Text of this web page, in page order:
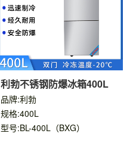
利勃不锈钢防爆冰箱400L
品牌:利勃
规格:400L
型号:BL-400L（BXG）